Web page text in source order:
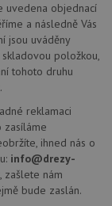
uvedena objednací
a následně Vás
jsou uváděny
položkou,
tohoto druhu
reklamaci
zasíláme
ihned nás o
info@drezy-
zašlete nám
bude zaslán.